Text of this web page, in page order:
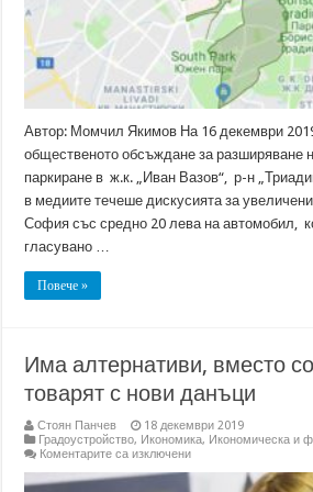
обществено
обсъждане
Автор: Момчил Якимов На 16 декември
общественото обсъждане за разширяване
паркиране в ж.к. „Иван Вазов“, р-н
в медиите течеше дискусията за
София със средно 20 лева на автомобил,
гласувано …
Повече »
Има алтернативи, вместо
товарят с нови данъци
Стоян Панчев
18 декември 2019
Градоустройство, Икономика, Икономическа и
Коментарите са изключениза
алтернативи,